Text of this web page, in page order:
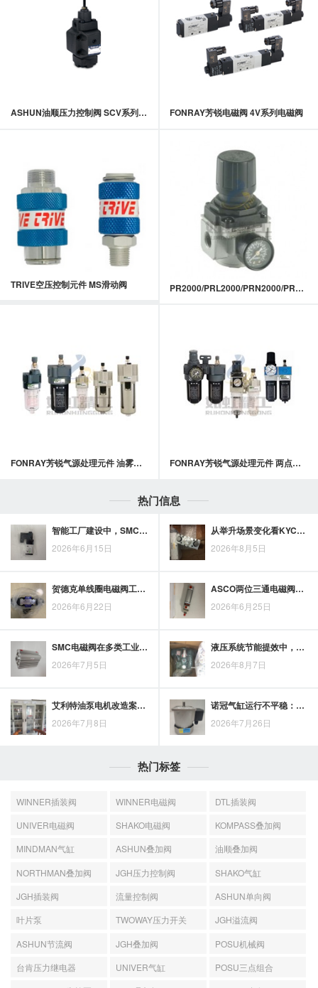
ASHUN油顺压力控制阀 SCV系列压力控制阀 FONRAY芳锐电磁阀 4V系列电磁阀
TRIVE空压控制元件 MS滑动阀 PR2000/PRL2000/PRN2000/PR3000/PR4000
FONRAY芳锐气源处理元件 油雾器 / 油雾过滤器 FONRAY芳锐气源处理元件 两点式 - 过滤调压阀 + 油雾器
热门信息
智能工厂建设中，SMC磁性开关承担哪些核心作用
2026年6月15日
从举升场景变化看KYC升降液压缸的发展趋势与应用前景
2026年8月5日
贺德克单线圈电磁阀工作原理解析：从线圈驱动到工业场景应用
2026年6月22日
ASCO两位三通电磁阀如何参与工业系统节能控制
2026年6月25日
SMC电磁阀在多类工业设备中的应用场景梳理
2026年7月5日
液压系统节能提效中，Yuken油泵的应用价值
2026年8月7日
艾利特油泵电机改造案例复盘：围绕工况适配与运行稳定性展开
2026年7月8日
诺冠气缸运行不平稳：气压、密封、导向与负载匹配的排查顺序
2026年7月26日
热门标签
WINNER插装阀 WINNER电磁阀
DTL插装阀
UNIVER电磁阀
SHAKO电磁阀
KOMPASS叠加阀
MINDMAN气缸
ASHUN叠加阀
油顺叠加阀
NORTHMAN叠加阀
JGH压力控制阀
SHAKO气缸
JGH插装阀
流量控制阀
ASHUN单向阀
叶片泵
TWOWAY压力开关
JGH溢流阀
ASHUN节流阀
JGH叠加阀
POSU机械阀
台肯压力继电器
UNIVER气缸
POSU三点组合